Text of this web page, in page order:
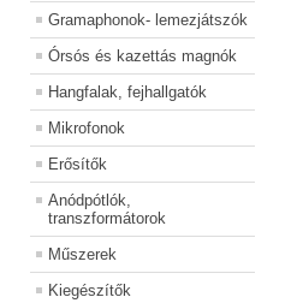
Gramaphonok- lemezjátszók
Órsós és kazettás magnók
Hangfalak, fejhallgatók
Mikrofonok
Erősítők
Anódpótlók,
transzformátorok
Műszerek
Kiegészítők